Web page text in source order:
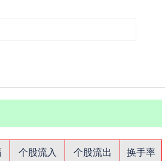
个股流入 个股流出
换手率